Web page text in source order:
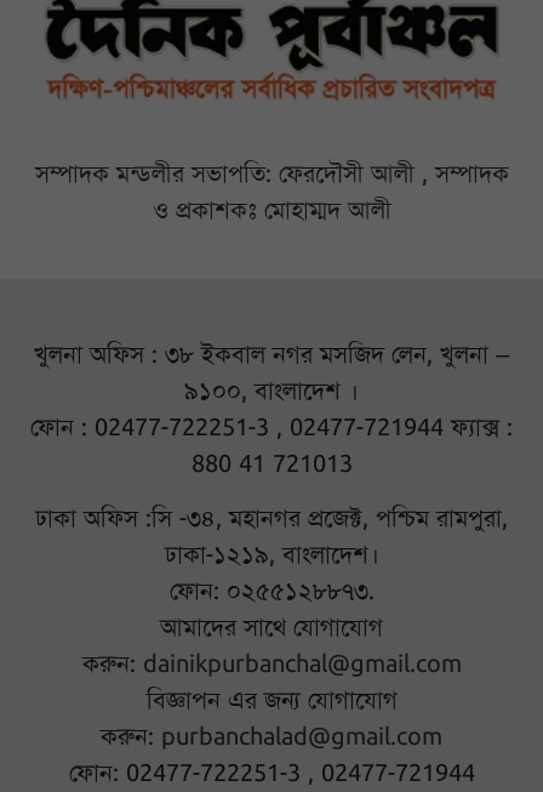
সম্পাদক মন্ডলীর সভাপতি: ফেরদৌসী আলী , সম্পাদক
ও প্রকাশকঃ মোহাম্মদ আলী
খুলনা অফিস : ৩৮ ইকবাল নগর মসজিদ লেন, খুলনা –
৯১০০, বাংলাদেশ ।
ফোন : 02477-722251-3 , 02477-721944 ফ্যাক্স :
880 41 721013
ঢাকা অফিস :সি -৩৪, মহানগর প্রজেক্ট, পশ্চিম রামপুরা,
ঢাকা-১২১৯, বাংলাদেশ।
ফোন: ০২৫৫১২৮৮৭৩.
আমাদের সাথে যোগাযোগ
করুন: dainikpurbanchal@gmail.com
বিজ্ঞাপন এর জন্য যোগাযোগ
করুন: purbanchalad@gmail.com
ফোন: 02477-722251-3 , 02477-721944